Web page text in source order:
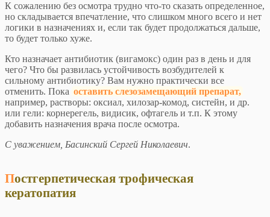
К сожалению без осмотра трудно что-то сказать определенное,
но складывается впечатление, что слишком много всего и нет
логики в назначениях и, если так будет продолжаться дальше,
то будет только хуже.
Кто назначает антибиотик (вигамокс) один раз в день и для
чего? Что бы развилась устойчивость возбудителей к
сильному антибиотику? Вам нужно практически все
отменить. Пока оставить слезозамещающий препарат,
например, растворы: оксиал, хилозар-комод, систейн, и др.
или гели: корнерегель, видисик, офтагель и т.п. К этому
добавить назначения врача после осмотра.
С уважением, Басинский Сергей Николаевич.
Постгерпетическая трофическая
кератопатия